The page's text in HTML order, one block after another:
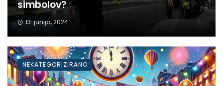
simbolov?
13. junija, 2024
NEKATEGORIZIRANO